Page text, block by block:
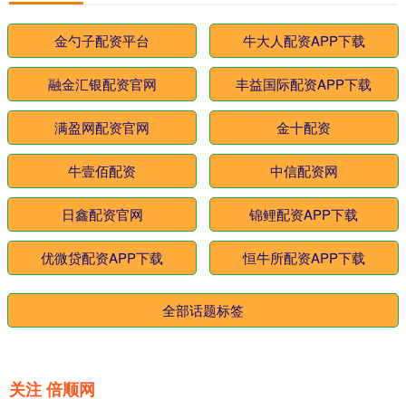
金勺子配资平台 牛大人配资APP下载
融金汇银配资官网 丰益国际配资APP下载
满盈网配资官网 金十配资
牛壹佰配资 中信配资网
日鑫配资官网 锦鲤配资APP下载
优微贷配资APP下载 恒牛所配资APP下载
全部话题标签
关注 倍顺网